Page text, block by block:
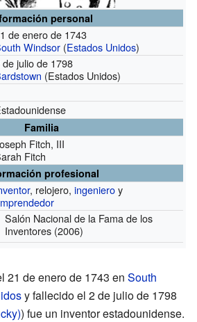
personal
de enero de 1743
Windsor (Estados Unidos)
de julio de 1798
(Estados Unidos)
Familia
Fitch, III
Fitch
profesional
, relojero,ingenieroy
Salón Nacional de la Fama de los
Inventores (2006)
21 de enero de 1743 en South
y fallecido el 2 de julio de 1798
) fue un inventor estadounidense.